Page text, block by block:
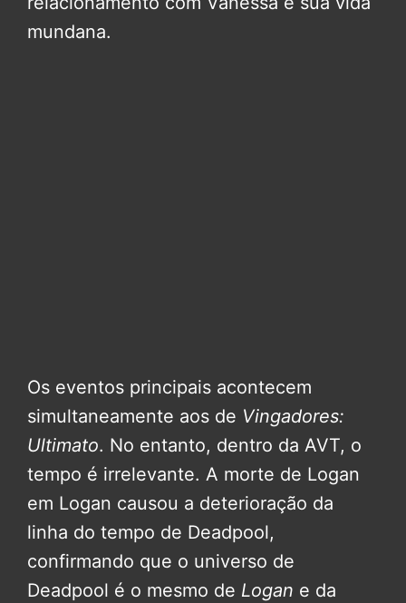
mundana.
Os eventos principais acontecem
simultaneamente aos de Vingadores:
Ultimato. No entanto, dentro da AVT, o
tempo é irrelevante. A morte de Logan
em Logan causou a deterioração da
linha do tempo de Deadpool,
confirmando que o universo de
Deadpool é o mesmo de Logan e da